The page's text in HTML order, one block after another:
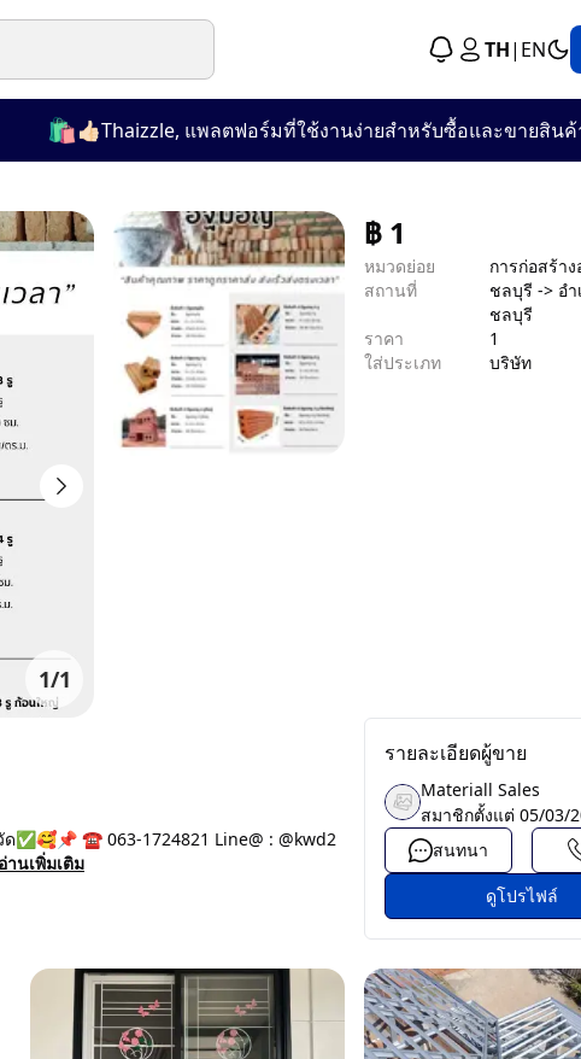
TH| EN
👍🏻Thaizzle, แพลตฟอร์มที่ใช้งานง่ายสำหรับซื้อและขายสินค้ามือ
1/1
฿ 1
หมวดย่อย
การก่อสร้า
สถานที่
ชลบุรี -> อำ
ชลบุรี
ราคา
1
ใส่ประเภท
บริษัท
✅🥰📌 ☎️ 063-1724821 Line@ : @kwd2
อ่านเพิ่มเติม
รายละเอียดผู้ขาย
Materiall Sales
สมาชิกตั้งแต่ 05/03/
สนทนา
ดูโปรไฟล์